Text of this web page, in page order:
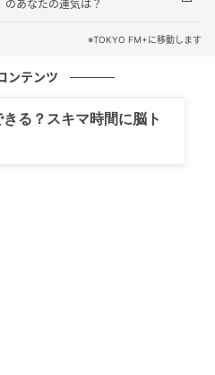
uranai.com/
https://online-uranai.jp/
元記事で読む
あなたの運気は？
※TOKYO FM+に移動します
ンテンツ
る？スキマ時間に脳ト